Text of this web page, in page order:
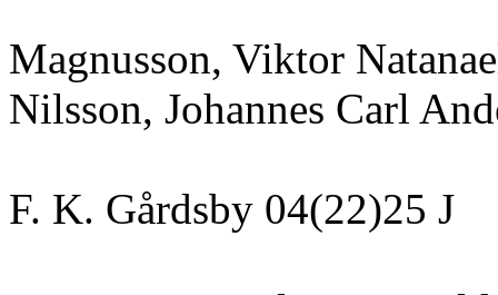
Magnusson, Viktor
Nilsson, Johannes Carl
F. K. Gårdsby 04(22)25 J